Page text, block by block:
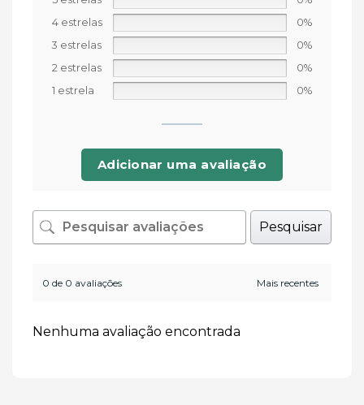
4 estrelas
0%
3 estrelas
0%
2 estrelas
0%
1 estrela
0%
Adicionar uma avaliação
Pesquisar
0 de 0 avaliações
Nenhuma avaliação encontrada